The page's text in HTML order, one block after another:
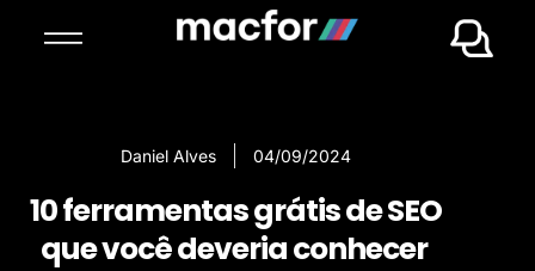
Daniel Alves 04/09/2024
10 ferramentas grátis de SEO
que você deveria conhecer